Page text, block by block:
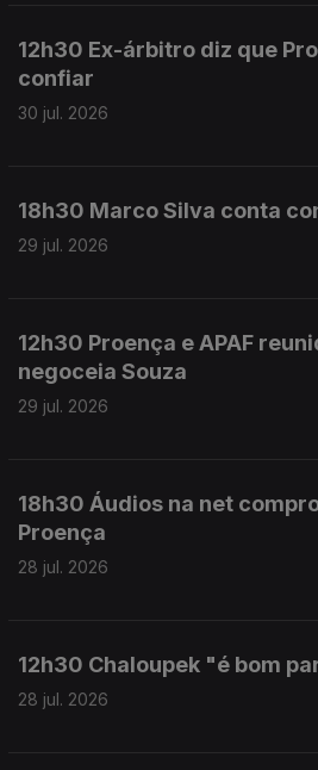
12h30 Ex-árbitro diz que
confiar
30 jul. 2026
18h30 Marco Silva conta
29 jul. 2026
12h30 Proença e APAF
negoceia Souza
29 jul. 2026
18h30 Áudios na net
Proença
28 jul. 2026
12h30 Chaloupek "é bom
28 jul. 2026